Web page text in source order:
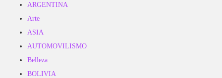
ARGENTINA
Arte
ASIA
AUTOMOVILISMO
Belleza
BOLIVIA